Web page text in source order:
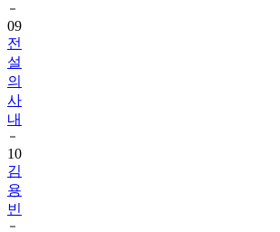
09
전
설
의
사
내
10
김
용
빈